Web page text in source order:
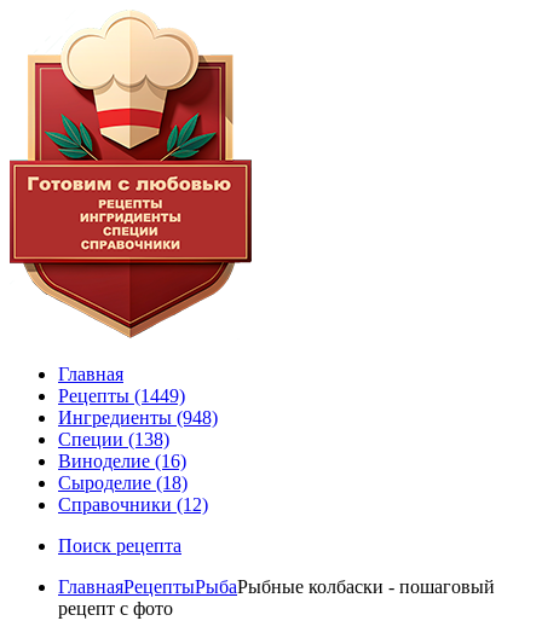
Главная
Рецепты (1449)
Ингредиенты (948)
Специи (138)
Виноделие (16)
Сыроделие (18)
Справочники (12)
Поиск рецепта
ГлавнаяРецептыРыбаРыбные колбаски - пошаговый
рецепт с фото